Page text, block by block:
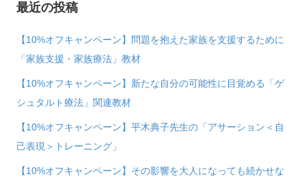
最近の投稿
【10%オフキャンペーン】問題を抱えた家族を支援するために
「家族支援・家族療法」教材
【10%オフキャンペーン】新たな自分の可能性に目覚める「ゲ
シュタルト療法」関連教材
【10%オフキャンペーン】平木典子先生の「アサーション＜自
己表現＞トレーニング」
【10%オフキャンペーン】その影響を大人になっても続かせな